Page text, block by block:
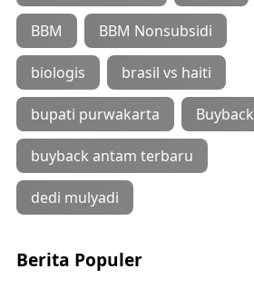
BBM BBM Nonsubsidi
biologis brasil vs haiti
bupati purwakarta Buyback
buyback antam terbaru
dedi mulyadi
Berita Populer